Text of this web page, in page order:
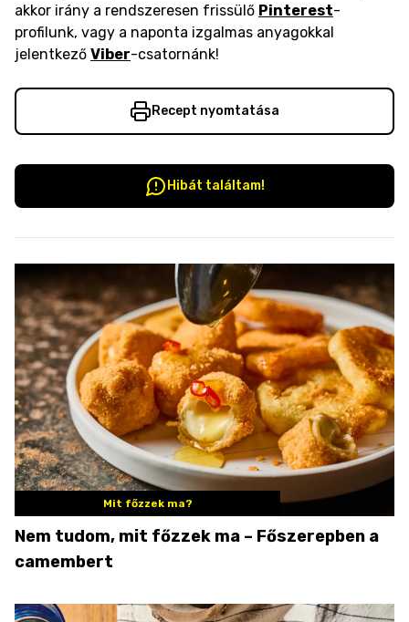
akkor irány a rendszeresen frissülő Pinterest-
profilunk, vagy a naponta izgalmas anyagokkal
jelentkező Viber-csatornánk!
Recept nyomtatása
Hibát találtam!
Mit főzzek ma?
Nem tudom, mit főzzek ma – Főszerepben a
camembert